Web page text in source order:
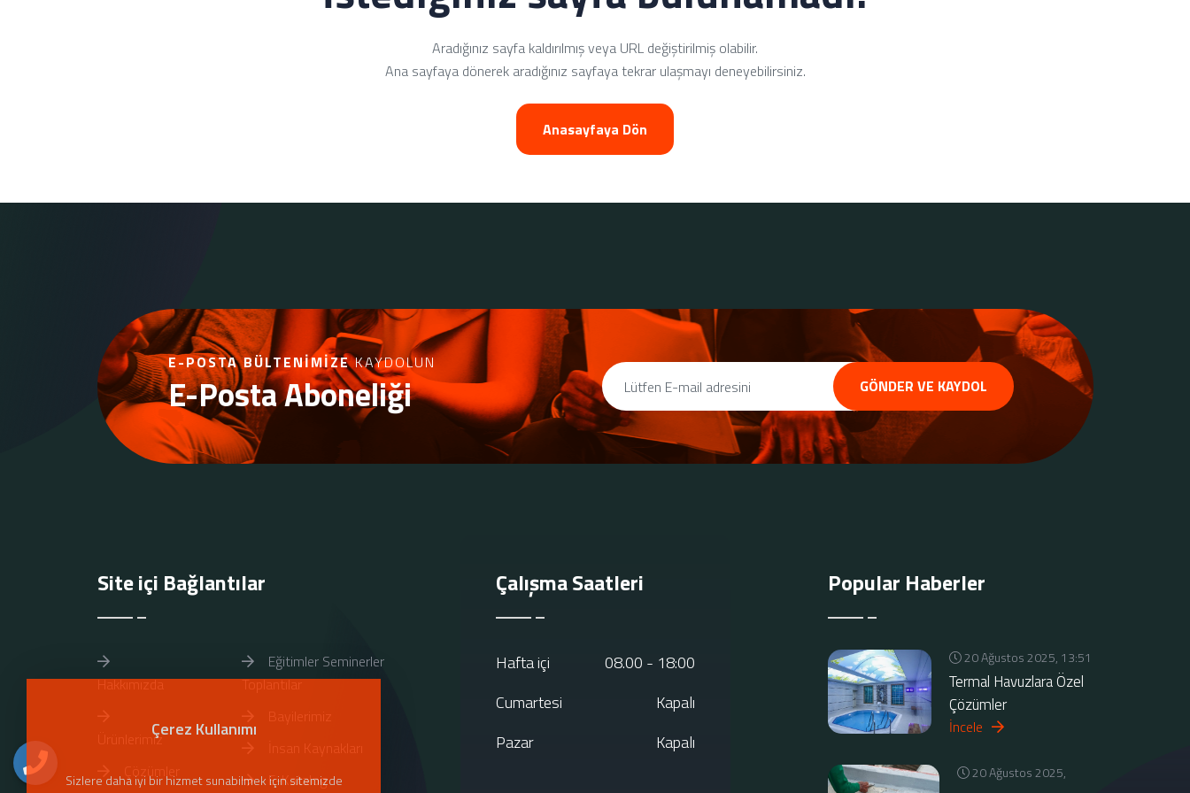
Aradığınız sayfa kaldırılmış veya URL değiştirilmiş olabilir.
Ana sayfaya dönerek aradığınız sayfaya tekrar ulaşmayı deneyebilirsiniz.
Anasayfaya Dön
E-POSTA BÜLTENIMIZEKAYDOLUN
E-Posta Aboneliği GÖNDER VE KAYDOL
Site içi Bağlantılar
Hakkımızda
Ürünlerimiz
Çözümler
Eğitimler Seminerler
Toplantılar
Bayilerimiz
İnsan Kaynakları
E-Katalog
Çalışma Saatleri
Hafta içi
08.00 - 18:00
Cumartesi
Kapalı
Pazar
Kapalı
Popular Haberler
20 Ağustos 2025, 13:51
Termal Havuzlara Özel
Çözümler
İncele
20 Ağustos 2025,
Çerez Kullanımı
Sizlere daha iyi bir hizmet sunabilmek için sitemizde